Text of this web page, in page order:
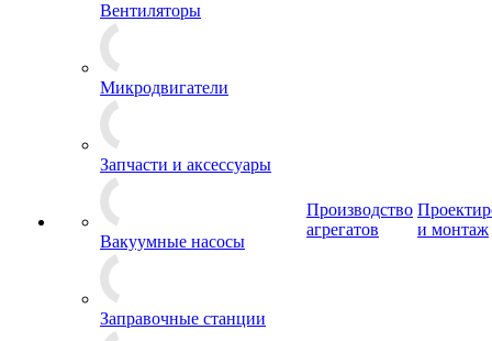
Вентиляторы
Микродвигатели
Запчасти и аксессуары
Вакуумные насосы
Заправочные станции
Производство
агрегатов
и монтаж